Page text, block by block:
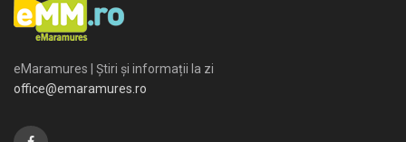
eMaramures | Știri și informații la zi
office@emaramures.ro